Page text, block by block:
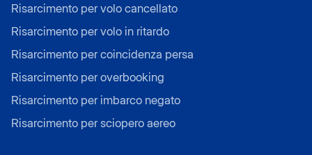
Risarcimento per volo cancellato
Risarcimento per volo in ritardo
Risarcimento per coincidenza persa
Risarcimento per overbooking
Risarcimento per imbarco negato
Risarcimento per sciopero aereo